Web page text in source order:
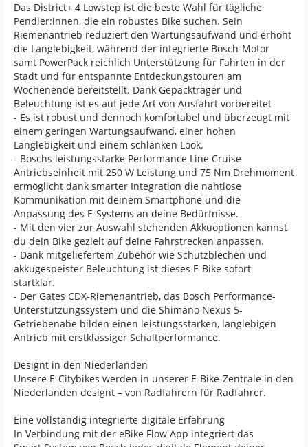
Das District+ 4 Lowstep ist die beste Wahl für tägliche
Pendler:innen, die ein robustes Bike suchen. Sein
Riemenantrieb reduziert den Wartungsaufwand und erhöht
die Langlebigkeit, während der integrierte Bosch-Motor
samt PowerPack reichlich Unterstützung für Fahrten in der
Stadt und für entspannte Entdeckungstouren am
Wochenende bereitstellt. Dank Gepäckträger und
Beleuchtung ist es auf jede Art von Ausfahrt vorbereitet
- Es ist robust und dennoch komfortabel und überzeugt mit
einem geringen Wartungsaufwand, einer hohen
Langlebigkeit und einem schlanken Look.
- Boschs leistungsstarke Performance Line Cruise
Antriebseinheit mit 250 W Leistung und 75 Nm Drehmoment
ermöglicht dank smarter Integration die nahtlose
Kommunikation mit deinem Smartphone und die
Anpassung des E-Systems an deine Bedürfnisse.
- Mit den vier zur Auswahl stehenden Akkuoptionen kannst
du dein Bike gezielt auf deine Fahrstrecken anpassen.
- Dank mitgeliefertem Zubehör wie Schutzblechen und
akkugespeister Beleuchtung ist dieses E-Bike sofort
startklar.
- Der Gates CDX-Riemenantrieb, das Bosch Performance-
Unterstützungssystem und die Shimano Nexus 5-
Getriebenabe bilden einen leistungsstarken, langlebigen
Antrieb mit erstklassiger Schaltperformance.
Designt in den Niederlanden
Unsere E-Citybikes werden in unserer E-Bike-Zentrale in den
Niederlanden designt – von Radfahrern für Radfahrer.
Eine vollständig integrierte digitale Erfahrung
In Verbindung mit der eBike Flow App integriert das